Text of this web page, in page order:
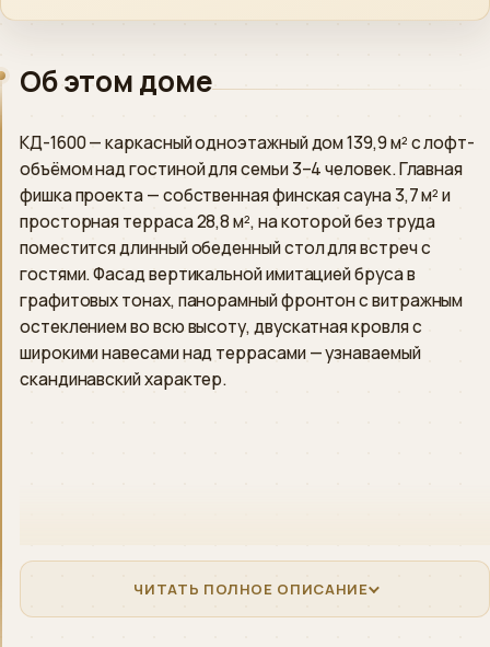
Об этом доме
КД-1600 — каркасный одноэтажный дом 139,9 м² с лофт-
объёмом над гостиной для семьи 3–4 человек. Главная
фишка проекта — собственная финская сауна 3,7 м² и
просторная терраса 28,8 м², на которой без труда
поместится длинный обеденный стол для встреч с
гостями. Фасад вертикальной имитацией бруса в
графитовых тонах, панорамный фронтон с витражным
остеклением во всю высоту, двускатная кровля с
широкими навесами над террасами — узнаваемый
скандинавский характер.
ЧИТАТЬ ПОЛНОЕ ОПИСАНИЕ
›
Instagram
Напишите нам ›
ПОЗВОНИТЬ
+7 (812) 777-00-92
ПН–ПТ 09:00–18:00